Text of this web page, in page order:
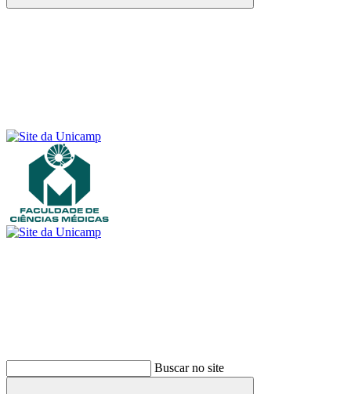
Buscar
Buscar no site